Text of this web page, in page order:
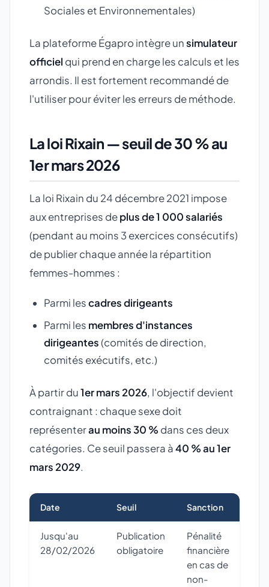
Sociales et Environnementales)
La plateforme Égapro intègre unsimulateur
officiel qui prend en charge les calculs et les
arrondis. Il est fortement recommandé de
l'utiliser pour éviter les erreurs de méthode.
La loi Rixain — seuil de 30 % au
1er mars 2026
La loi Rixain du 24 décembre 2021 impose
aux entreprises deplus de 1 000 salariés
(pendant au moins 3 exercices consécutifs)
de publier chaque année la répartition
femmes-hommes :
Parmi lescadres dirigeants
Parmi les membres d'instances
dirigeantes(comités de direction,
comités exécutifs, etc.)
À partir du1er mars 2026, l'objectif devient
contraignant : chaque sexe doit
représenterau moins 30 % dans ces deux
catégories. Ce seuil passera à40 % au 1er
mars 2029.
Date Seuil Sanction
Jusqu'au
28/02/2026
Publication
obligatoire
Pénalité
financière
en cas de
non-